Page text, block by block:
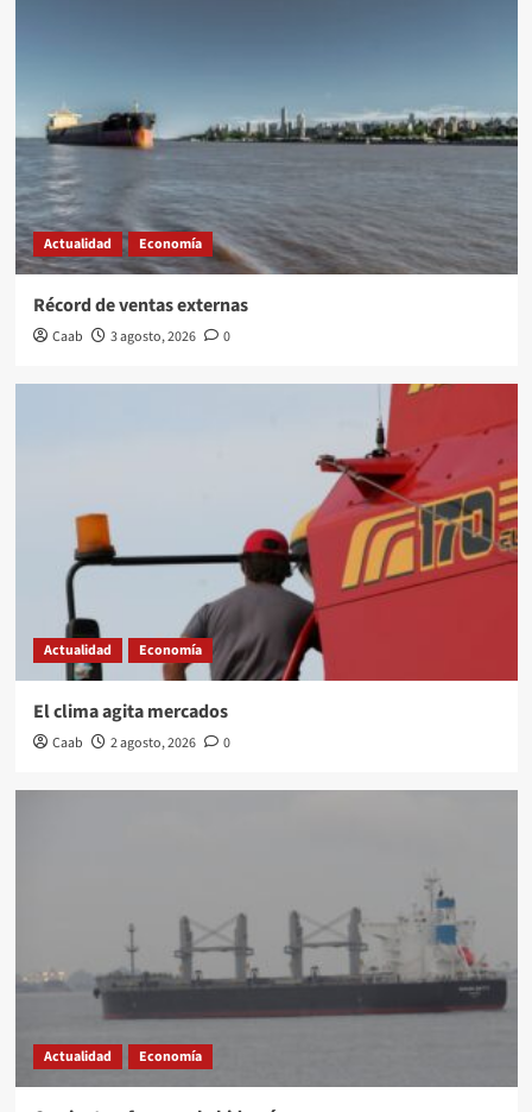
Actualidad Economía
Récord de ventas externas
Caab 3 agosto, 2026 0
Actualidad Economía
El clima agita mercados
Caab 2 agosto, 2026 0
Actualidad Economía